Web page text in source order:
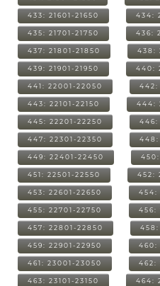
433: 21601-21650 434:
435: 21701-21750 436:
437: 21801-21850 438:
439: 21901-21950 440:
441: 22001-22050 442:
443: 22101-22150 444:
445: 22201-22250 446:
447: 22301-22350 448:
449: 22401-22450
451: 22501-22550 452:
453: 22601-22650 454:
455: 22701-22750 456:
457: 22801-22850 458:
459: 22901-22950 460:
461: 23001-23050 462:
463: 23101-23150 464: